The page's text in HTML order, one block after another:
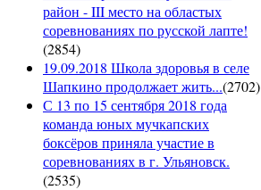
район - III место на областых
соревнованиях по русской лапте!
(2854)
19.09.2018 Школа здоровья в селе
Шапкино продолжает жить...(2702)
С 13 по 15 сентября 2018 года
команда юных мучкапских
боксёров приняла участие в
соревнованиях в г. Ульяновск.
(2535)